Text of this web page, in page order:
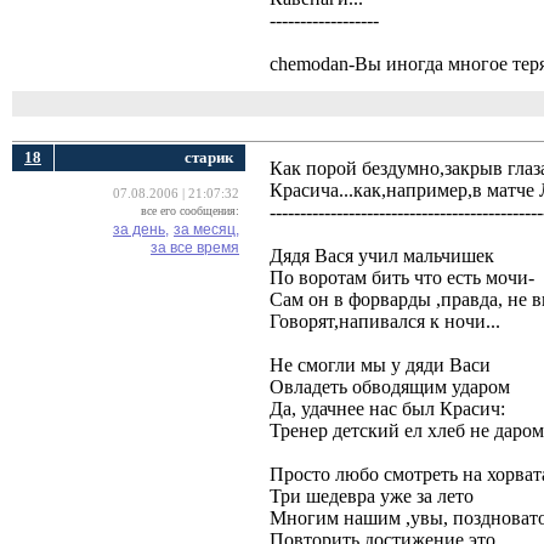
------------------
chemodan-Вы иногда многое
18 старик
07.08.2006 | 21:07:32
все его сообщения:
за день, за месяц,
за все время
Как порой бездумно,закрыв
Красича...как,например,в
Дядя Вася учил мальчишек
По воротам бить что есть мочи-
Сам он в форварды ,правда, не
Говорят,напивался к ночи...
Не смогли мы у дяди Васи
Овладеть обводящим ударом
Да, удачнее нас был Красич:
Тренер детский ел хлеб не даром
Просто любо смотреть на
Три шедевра уже за лето
Многим нашим ,увы,
Повторить достижение это